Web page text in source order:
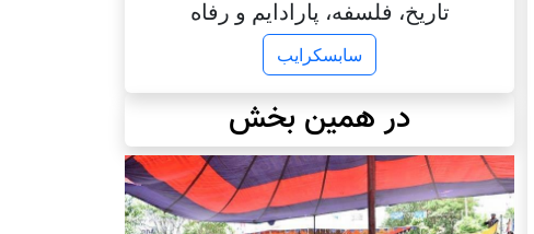
تاریخ، فلسفه، پارادایم و رفاه
سابسکرایب
در همین بخش